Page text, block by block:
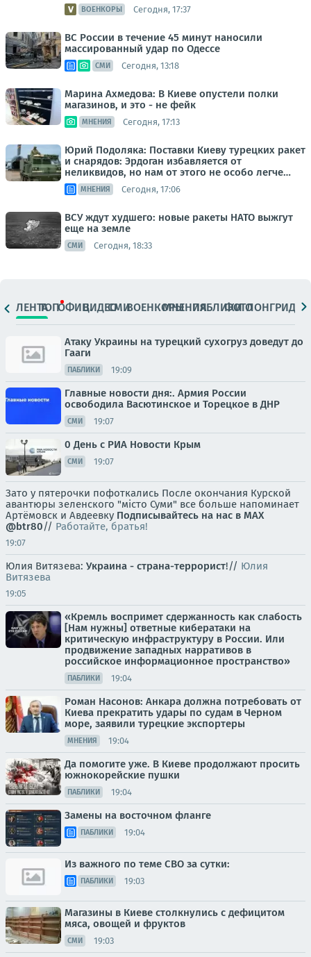
ВОЕНКОРЫ Сегодня, 17:37
ВС России в течение 45 минут наносили
массированный удар по Одессе
СМИ Сегодня, 13:18
Марина Ахмедова: В Киеве опустели полки
магазинов, и это - не фейк
МНЕНИЯ Сегодня, 17:13
Юрий Подоляка: Поставки Киеву турецких ракет
и снарядов: Эрдоган избавляется от
неликвидов, но нам от этого не особо легче…
МНЕНИЯ Сегодня, 17:06
ВСУ ждут худшего: новые ракеты НАТО выжгут
еще на земле
СМИ Сегодня, 18:33
ЛЕНТАТОПОФИЦ.ВИДЕОСМИВОЕНКОРЫМНЕНИЯПАБЛИКИ
ФОТОЛОНГРИДЫ
Атаку Украины на турецкий сухогруз доведут до
Гааги
ПАБЛИКИ 19:09
Главные новости дня:. Армия России
освободила Васютинское и Торецкое в ДНР
СМИ 19:07
0 День с РИА Новости Крым
СМИ 19:07
Зато у пятерочки пофоткались После окончания Курской
авантюры зеленского "мiсто Суми" все больше напоминает
Артёмовск и Авдеевку Подписывайтесь на нас в MAX
@btr80// Работайте, братья!
19:07
Юлия Витязева: Украина - страна-террорист!// Юлия
Витязева
19:05
«Кремль воспримет сдержанность как слабость
[Нам нужны] ответные кибератаки на
критическую инфраструктуру в России. Или
продвижение западных нарративов в
российское информационное пространство»
ПАБЛИКИ 19:04
Роман Насонов: Анкара должна потребовать от
Киева прекратить удары по судам в Черном
море, заявили турецкие экспортеры
МНЕНИЯ 19:04
Да помогите уже. В Киеве продолжают просить
южнокорейские пушки
ПАБЛИКИ 19:04
Замены на восточном фланге
ПАБЛИКИ 19:04
Из важного по теме СВО за сутки:
ПАБЛИКИ 19:03
Магазины в Киеве столкнулись с дефицитом
мяса, овощей и фруктов
СМИ 19:03